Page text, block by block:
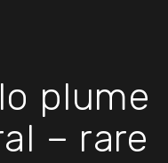
plume
– rare